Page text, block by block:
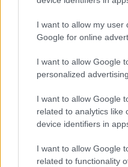
I want to allow my user
Google for online
I want to allow Google
personalized
I want to allow Google
related to analytics like
device identifiers in
I want to allow Google
related to functionality
εύρω ούσα σε ένα
σημεία της πόλης
Δηλαδή, δεν είχε
διασύνδεση και δεν
ομπρελών, που
ώρα, παρά το
(και όντως δεν